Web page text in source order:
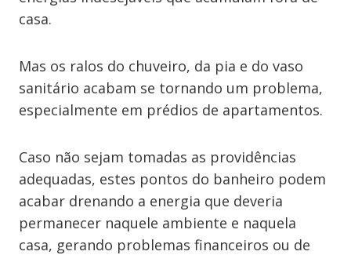
casa.
Mas os ralos do chuveiro, da pia e do vaso
sanitário acabam se tornando um problema,
especialmente em prédios de apartamentos.
Caso não sejam tomadas as providências
adequadas, estes pontos do banheiro podem
acabar drenando a energia que deveria
permanecer naquele ambiente e naquela
casa, gerando problemas financeiros ou de